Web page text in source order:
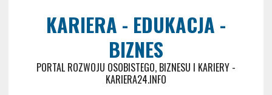
KARIERA - EDUKACJA -
BIZNES
PORTAL ROZWOJU OSOBISTEGO, BIZNESU I KARIERY -
KARIERA24.INFO